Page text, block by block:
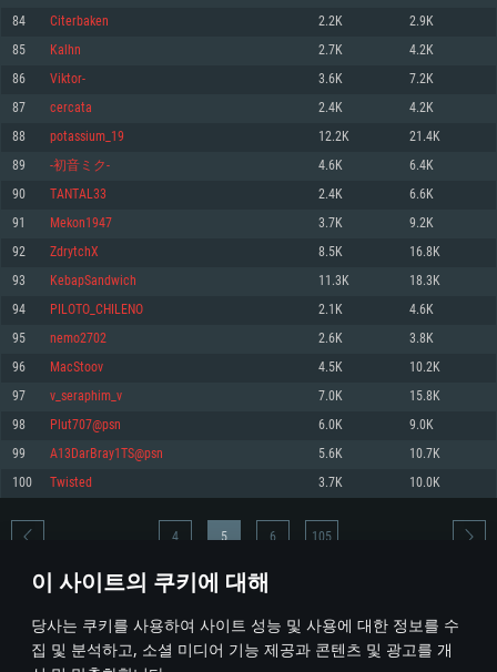
이 사이트의 쿠키에 대해
당사는 쿠키를 사용하여 사이트 성능 및 사용에 대한 정보를 수
집 및 분석하고, 소셜 미디어 기능 제공과 콘텐츠 및 광고를 개
최소사양
운영체제: Windows 10 (64 bit)
프로세서: 2.2 GHz 듀얼코어 이상
메모리: 4GB
그래픽 카드: DirectX 11 이상을 지원하는 AMD Radeon 77XX / NVIDIA
GeForce GT 660. 최소 사양 해상도: 720p
네트워크: 브로드밴드 인터넷
여유 저장 공간: 22.1 GB (최소 클라이언트)
권장 사양
570 혹은 그 이상
여유 저장 공간: 62.2 GB (전체 클라이언트)
최소사양
운영체제: Mac OS Big Sur 11.0
프로세서: 최소 2.2 GHz의 Core i5 (Intel Xeon 은 지원하지 않습니다)
메모리: 6 GB
그래픽 카드: Metal 을 지원하는 Intel Iris Pro 5200 (Mac), 혹은 이와 비슷한 성
능을 가지는 Mac 버전의 AMD/Nvidia. 최소 해상도: 720p
네트워크: 브로드밴드 인터넷
여유 저장 공간: 22.1 GB (최소 클라이언트)
권장 사양
네트워크: 브로드밴드 인터넷
여유 저장 공간: 62.2 GB (전체 클라이언트)
최소사양
운영체제: 64bit Linux 중 최신 버전
프로세서: 2.4 GHz 듀얼코어
메모리: 4 GB
그래픽 카드: Vulkan 을 지원하고, 최신 그래픽 드라이버를 지원하는 NVIDIA
660 (6개월 미만) 혹은 그와 동급의 성능을 가지며 최신 그래픽 드라이버를 지
원하는 AMD (6개월 미만; 최소사양 지원 해상도 720p)
네트워크: 브로드밴드 인터넷
여유 저장 공간: 22.1 GB (최소 클라이언트)
권장 사양
운영체제: Ubuntu 20.04 64bit
프로세서: Intel Core i7
메모리: 16 GB
그래픽 카드: Vulkan 을 지원하고, 최신 그래픽 드라이버를 지원하는 NVIDIA
1060 (6개월 미만) 혹은 그와 동급의 성능을 가지며 최신 그래픽 드라이버를
지원하는 AMD RX 570 (6개월 미만; 최소사양 지원 해상도 720p) 이상
여유 저장 공간: 62.2 GB (전체 클라이언트)
84 Citerbaken 2.2K 2.9K
85 Kalhn 2.7K 4.2K
86 Viktor- 3.6K 7.2K
87 cercata 2.4K 4.2K
88 potassium_19 12.2K 21.4K
89 -初音ミク- 4.6K 6.4K
90 TANTAL33 2.4K 6.6K
91 Mekon1947 3.7K 9.2K
92 ZdrytchX 8.5K 16.8K
93 KebapSandwich 11.3K 18.3K
94 PILOTO_CHILENO 2.1K 4.6K
95 nemo2702 2.6K 3.8K
96 MacStoov 4.5K 10.2K
97 v_seraphim_v 7.0K 15.8K
98 Plut707@psn 6.0K 9.0K
99 A13DarBray1TS@psn 5.6K 10.7K
100 Twisted 3.7K 10.0K
* 순위표는 매일 1회 갱신됩니다
4 5 6 105